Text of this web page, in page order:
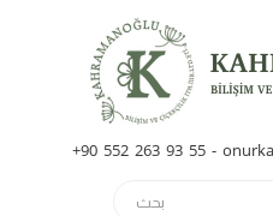
+90 552 263 93 55 -